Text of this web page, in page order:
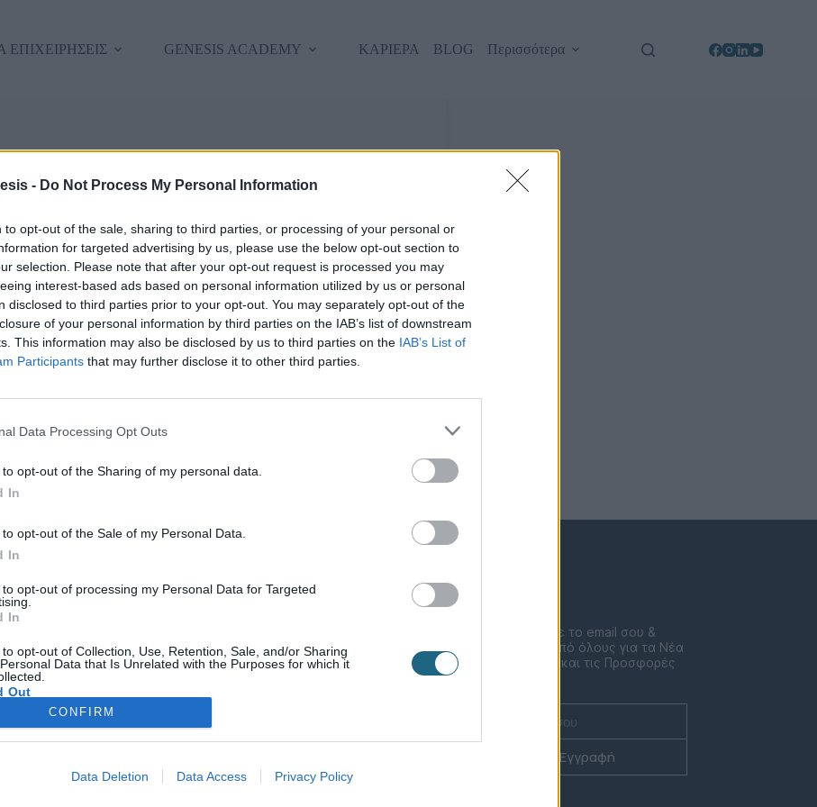
- Do Not Process My Personal Information
to opt-out of the sale, sharing to third parties, or processing of your personal or
for targeted advertising by us, please use the below opt-out section to
selection. Please note that after your opt-out request is processed you may
interest-based ads based on personal information utilized by us or personal
disclosed to third parties prior to your opt-out. You may separately opt-out of the
of your personal information by third parties on the IAB’s list of downstream
This information may also be disclosed by us to third parties on the IAB’s List of
Participants that may further disclose it to other third parties.
Data Processing Opt Outs
to opt-out of the Sharing of my personal data.
In
to opt-out of the Sale of my Personal Data.
In
to opt-out of processing my Personal Data for Targeted
In
to opt-out of Collection, Use, Retention, Sale, and/or Sharing
Data that Is Unrelated with the Purposes for which it
Out
CONFIRM
Data Deletion Data Access Privacy Policy
ΕΠΙΧΕΙΡΗΣΕΙΣ GENESIS ACADEMY ΚΑΡΙΕΡΑ BLOG Περισσότερα
Κρατήστε με συνδεδεμένο/η Forgot Password?
Υπηρεσίες για Επιχειρήσεις
Εκπαίδευση Προσωπικού
Digital Marketing
Κατασκευή & Ανακαίνιση Spa
Διαμόρφωση Εξωτερικού Χώρου
Έντυπη Διαφήμιση - Υπηρεσίες
Γραφιστικής
Spa Academy
Σεμινάρια Spa Management
Σεμινάρια Αισθητικής
Ονυχοπλαστική
Συμπλήρωσε το email σου &
μάθε πριν από όλους για τα Νέα
τις Δράσεις και τις Προσφορές
Εγγραφή